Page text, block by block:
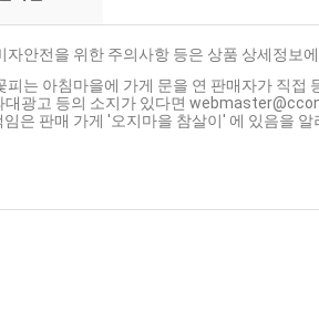
자안전을 위한 주의사항 등은 상품 상세정보
피는 아침마을에 가게 문을 연 판매자가 직접
대광고 등의 소지가 있다면
은 판매 가게 '오지마을 참살이' 에 있음을 알